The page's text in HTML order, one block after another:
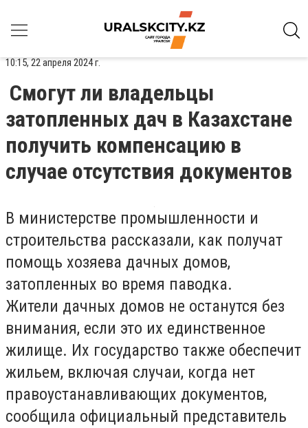
10:15, 22 апреля 2024 г.
Смогут ли владельцы
затопленных дач в Казахстане
получить компенсацию в
случае отсутствия документов
В министерстве промышленности и
строительства рассказали, как получат
помощь хозяева дачных домов,
затопленных во время паводка.
Жители дачных домов не останутся без
внимания, если это их единственное
жилище. Их государство также обеспечит
жильем, включая случаи, когда нет
правоустанавливающих документов,
сообщила официальный представитель